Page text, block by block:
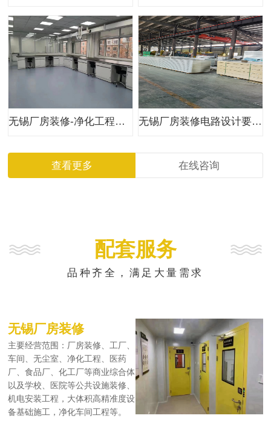
无锡厂房装修-净化工程装饰设计-净化无尘车间装修-艾派克工程公司 无锡厂房装修电路设计要求及标准规范一般有哪些？
查看更多 在线咨询
配套服务
品种齐全，满足大量需求
无锡厂房装修
主要经营范围：厂房装修、工厂、
车间、无尘室、净化工程、医药
厂、食品厂、化工厂等商业综合体
以及学校、医院等公共设施装修、
机电安装工程，大体积高精准度设
备基础施工，净化车间工程等。